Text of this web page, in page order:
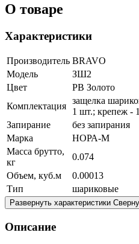
О товаре
Характеристики
Производитель BRAVO
Модель
ЗШ2
Цвет
PB Золото
Комплектация
защелка
1 шт.; крепеж -
Запирание
без запирания
Марка
НОРА-М
Масса брутто,
кг
0.074
Объем, куб.м
0.00013
Тип
шариковые
Развернуть характеристики
Описание